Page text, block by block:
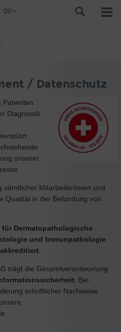
DE
/ Datenschutz
Patienten
Diagnostik
unserer
sämtlicher Mitarbeiterinnen und
Qualität in der Befundung von
für Dermatopathologische
und Immunpathologie
trägt die Gesamtverantwortung
. Bei
schriftlicher Nachweise